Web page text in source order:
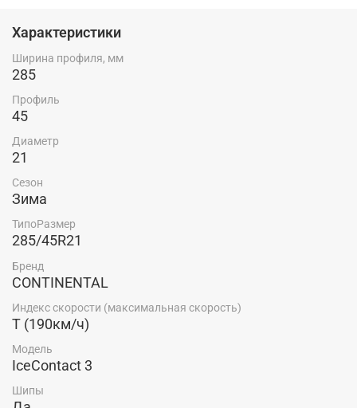
Характеристики
Ширина профиля, мм
285
Профиль
45
Диаметр
21
Сезон
Зима
ТипоРазмер
285/45R21
Бренд
CONTINENTAL
Индекс скорости (максимальная скорость)
T (190км/ч)
Модель
IceContact 3
Шипы